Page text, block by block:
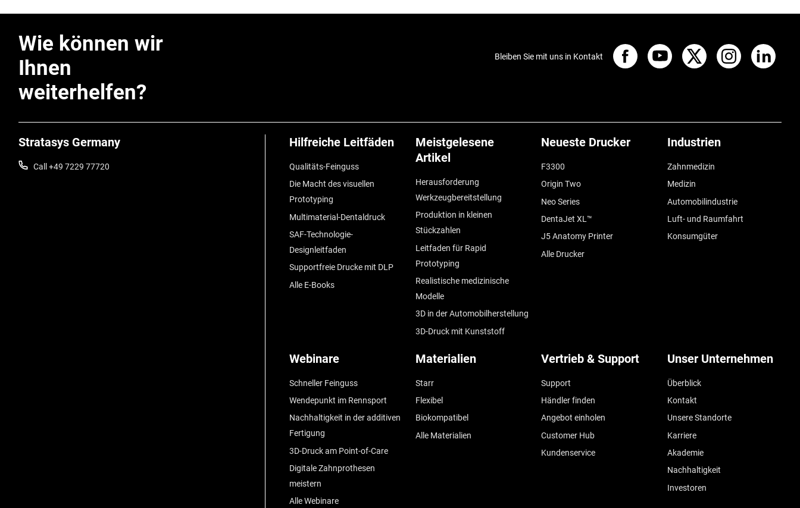
Wie können wir
Ihnen
weiterhelfen?
Stratasys Germany
Call +49 7229 77720
Hilfreiche Leitfäden
Qualitäts-Feinguss
Die Macht des visuellen
Prototyping
Multimaterial-Dentaldruck
SAF-Technologie-
Designleitfaden
Supportfreie Drucke mit DLP
Alle E-Books
Meistgelesene
Artikel
Herausforderung
Werkzeugbereitstellung
Produktion in kleinen
Stückzahlen
Leitfaden für Rapid
Prototyping
Realistische medizinische
Modelle
3D in der Automobilherstellung
3D-Druck mit Kunststoff
Neueste Drucker
F3300
Origin Two
Neo Series
DentaJet XL™
J5 Anatomy Printer
Alle Drucker
Industrien
Zahnmedizin
Medizin
Automobilindustrie
Luft- und Raumfahrt
Konsumgüter
Webinare
Schneller Feinguss
Wendepunkt im Rennsport
Nachhaltigkeit in der additiven
Fertigung
3D-Druck am Point-of-Care
Digitale Zahnprothesen
meistern
Alle Webinare
Materialien
Starr
Flexibel
Biokompatibel
Alle Materialien
Vertrieb & Support
Support
Händler finden
Angebot einholen
Customer Hub
Kundenservice
Unser Unternehmen
Überblick
Kontakt
Unsere Standorte
Karriere
Akademie
Nachhaltigkeit
Investoren
Bleiben Sie mit uns in Kontakt